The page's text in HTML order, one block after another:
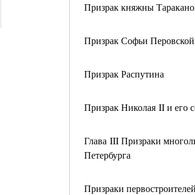
Призрак княжны
Призрак Софьи
Призрак Распутина
Призрак Николая II и его
Глава III Призраки
Петербурга
Призраки первостроителей